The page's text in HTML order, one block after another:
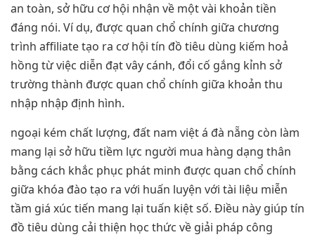
an toàn, sở hữu cơ hội nhận về một vài khoản tiền
đáng nói. Ví dụ, được quan chổ chính giữa chương
trình affiliate tạo ra cơ hội tín đồ tiêu dùng kiếm hoả
hồng từ việc diễn đạt vây cánh, đổi cố gắng kỉnh sở
trường thành được quan chổ chính giữa khoản thu
nhập nhập định hình.
ngoại kém chất lượng, đất nam việt á đà nẵng còn làm
mang lại sở hữu tiềm lực người mua hàng dạng thân
bằng cách khắc phục phát minh được quan chổ chính
giữa khóa đào tạo ra với huấn luyện với tài liệu miễn
tầm giá xúc tiến mang lại tuấn kiệt số. Điều này giúp tín
đồ tiêu dùng cải thiện học thức về giải pháp công